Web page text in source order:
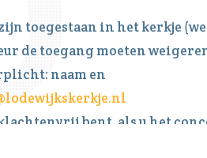
toegestaan in het kerkje
de toegang moeten
naam en
bent, als u het